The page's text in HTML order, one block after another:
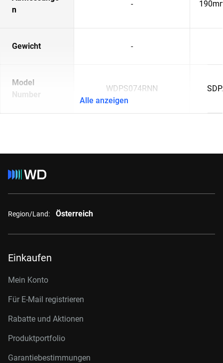
n
-
Gewicht -
Model
Number
WDPS074RNN
Alle anzeigen
Region/Land: Österreich
Einkaufen
Mein Konto
Für E-Mail registrieren
Rabatte und Aktionen
Produktportfolio
Garantiebestimmungen